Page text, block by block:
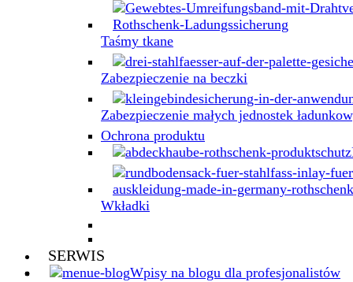
Taśmy tkane
Zabezpieczenie na beczki
Zabezpieczenie małych jednostek
Ochrona produktu
Wkładki
SERWIS
Wpisy na blogu dla profesjonalistów